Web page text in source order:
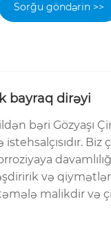
Sorğu göndərin >>
bayraq dirəyi
bəri Gözyaşı
istehsalçısıdır.
və
malikdir və